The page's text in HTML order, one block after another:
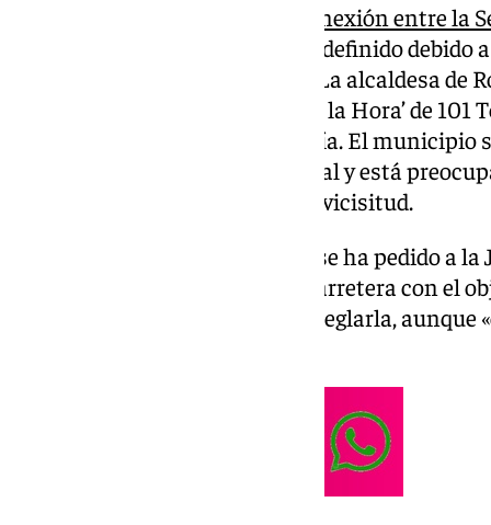
carretera A-397, principal conexión entre la
, sigue cortada por tiempo indefinido debido
temporal de esos últimos días. La alcaldesa de
ha estado en el programa ‘Llegó la Hora’ de
últimas novedades sobre esta vía. El
de emergencia la obra de este vial y está
económico» que va a tener esta vicisitud.
La regidora ha confirmado que se ha pedido a
de emergencia la obra de esta carretera con el
se tarde la menos posible en arreglarla,